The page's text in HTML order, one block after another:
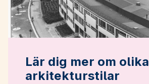
Lär dig mer om olika
arkitekturstilar